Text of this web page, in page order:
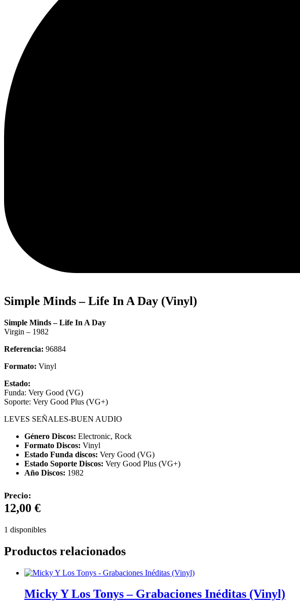
Simple Minds – Life In A Day (Vinyl)
Simple Minds – Life In A Day
Virgin – 1982
Referencia: 96884
Formato: Vinyl
Estado:
Funda: Very Good (VG)
Soporte: Very Good Plus (VG+)
LEVES SEÑALES-BUEN AUDIO
Género Discos: Electronic, Rock
Formato Discos: Vinyl
Estado Funda discos: Very Good (VG)
Estado Soporte Discos: Very Good Plus (VG+)
Año Discos: 1982
Precio:
12,00 €
1 disponibles
Productos relacionados
Micky Y Los Tonys – Grabaciones Inéditas (Vinyl)